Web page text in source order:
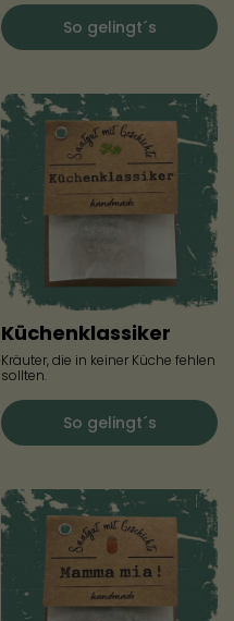
So gelingt´s
Küchenklassiker
Kräuter, die in keiner Küche fehlen
sollten.
So gelingt´s